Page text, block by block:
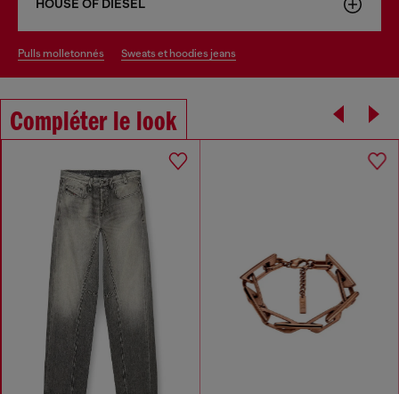
HOUSE OF DIESEL
pulls molletonnés sweats et hoodies jeans
Compléter le look